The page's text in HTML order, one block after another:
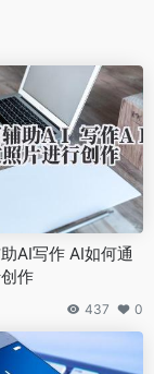
AI写作 AI如何通
作
437 0